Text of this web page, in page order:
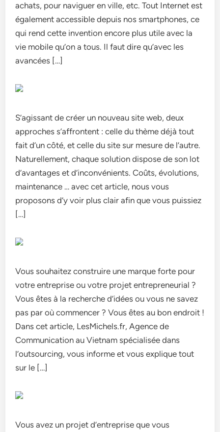
achats, pour naviguer en ville, etc. Tout Internet est
également accessible depuis nos smartphones, ce
qui rend cette invention encore plus utile avec la
vie mobile qu’on a tous. Il faut dire qu’avec les
avancées […]
S’agissant de créer un nouveau site web, deux
approches s’affrontent : celle du thème déjà tout
fait d’un côté, et celle du site sur mesure de l’autre.
Naturellement, chaque solution dispose de son lot
d’avantages et d’inconvénients. Coûts, évolutions,
maintenance … avec cet article, nous vous
proposons d’y voir plus clair afin que vous puissiez
[…]
Vous souhaitez construire une marque forte pour
votre entreprise ou votre projet entrepreneurial ?
Vous êtes à la recherche d’idées ou vous ne savez
pas par où commencer ? Vous êtes au bon endroit !
Dans cet article, LesMichels.fr, Agence de
Communication au Vietnam spécialisée dans
l’outsourcing, vous informe et vous explique tout
sur le […]
Vous avez un projet d’entreprise que vous